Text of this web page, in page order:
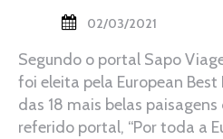
02/03/2021
Segundo o portal Sapo
foi eleita pela European
das 18 mais belas
referido portal, “Por toda a